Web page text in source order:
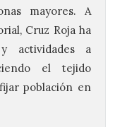
mayores. A
Cruz Roja ha
actividades a
el tejido
población en